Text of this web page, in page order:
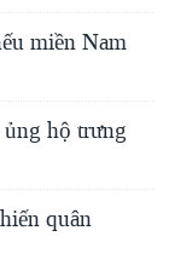
miền Nam
hộ trưng
quân